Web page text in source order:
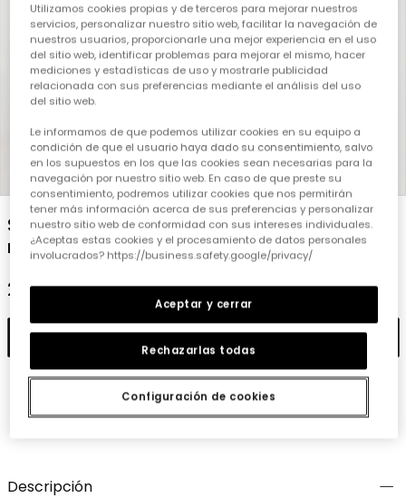
1 2 3 4 5
Sudadera felpa niño gris vigoré listada
multicolor
29,95 €
Añadir
Descripción
Utilizamos cookies propias y de terceros para mejorar nuestros
servicios, personalizar nuestro sitio web, facilitar la navegación de
nuestros usuarios, proporcionarle una mejor experiencia en el uso
del sitio web, identificar problemas para mejorar el mismo, hacer
mediciones y estadísticas de uso y mostrarle publicidad
relacionada con sus preferencias mediante el análisis del uso
del sitio web.
Le informamos de que podemos utilizar cookies en su equipo a
condición de que el usuario haya dado su consentimiento, salvo
en los supuestos en los que las cookies sean necesarias para la
navegación por nuestro sitio web. En caso de que preste su
consentimiento, podremos utilizar cookies que nos permitirán
tener más información acerca de sus preferencias y personalizar
nuestro sitio web de conformidad con sus intereses individuales.
¿Aceptas estas cookies y el procesamiento de datos personales
involucrados? https://business.safety.google/privacy/
Configuración de cookies
Rechazarlas todas
Aceptar y cerrar